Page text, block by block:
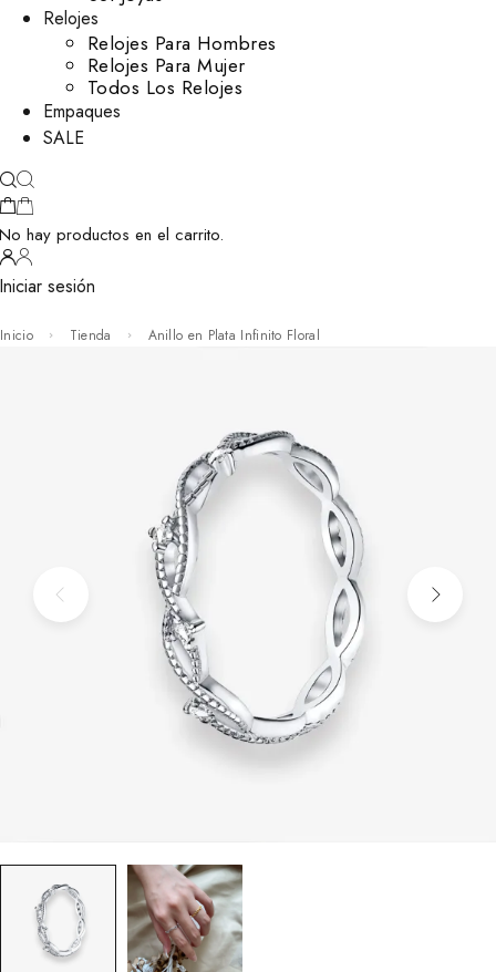
Relojes
Relojes Para Hombres
Relojes Para Mujer
Todos Los Relojes
Empaques
SALE
hay productos en el carrito.
sesión
Inicio Tienda Anillo en Plata Infinito Floral